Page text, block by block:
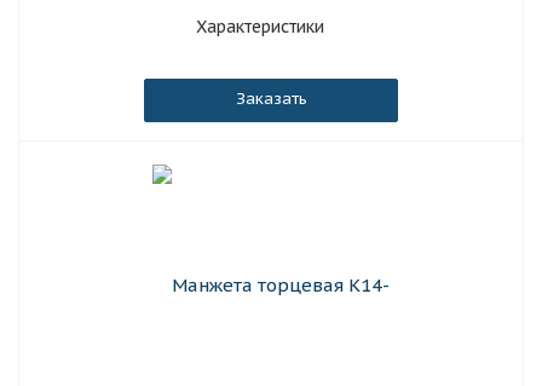
Характеристики
Заказать